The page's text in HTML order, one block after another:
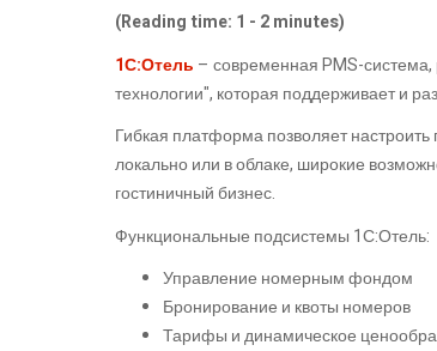
(Reading time: 1 - 2 minutes)
1С:Отель – современная PMS-
технологии", которая поддерживает и
Гибкая платформа позволяет
локально или в облаке, широкие
гостиничный бизнес.
Функциональные подсистемы 1С:Отель:
Управление номерным фондом
Бронирование и квоты номеров
Тарифы и динамическое